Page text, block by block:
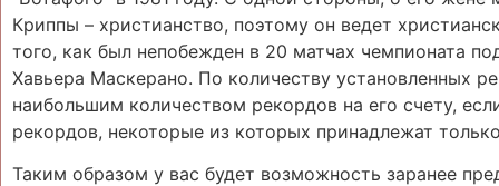
Криппы – христианство, поэтому он ведет
того, как был непобежден в 20 матчах чемпионата
Хавьера Маскерано. По количеству установленных
наибольшим количеством рекордов на его счету,
рекордов, некоторые из которых принадлежат
Таким образом у вас будет возможность заранее